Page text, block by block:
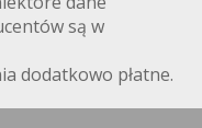
są w
dodatkowo płatne.